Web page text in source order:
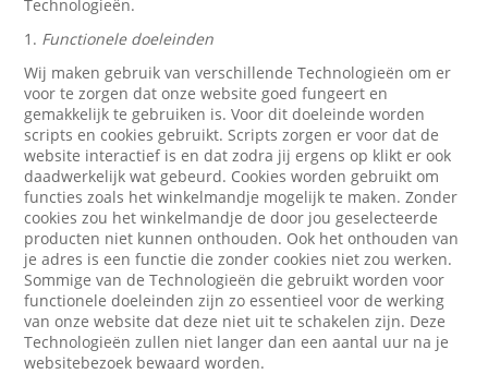
Technologieën.
1. Functionele doeleinden
Wij maken gebruik van verschillende Technologieën om er
voor te zorgen dat onze website goed fungeert en
gemakkelijk te gebruiken is. Voor dit doeleinde worden
scripts en cookies gebruikt. Scripts zorgen er voor dat de
website interactief is en dat zodra jij ergens op klikt er ook
daadwerkelijk wat gebeurd. Cookies worden gebruikt om
functies zoals het winkelmandje mogelijk te maken. Zonder
cookies zou het winkelmandje de door jou geselecteerde
producten niet kunnen onthouden. Ook het onthouden van
je adres is een functie die zonder cookies niet zou werken.
Sommige van de Technologieën die gebruikt worden voor
functionele doeleinden zijn zo essentieel voor de werking
van onze website dat deze niet uit te schakelen zijn. Deze
Technologieën zullen niet langer dan een aantal uur na je
websitebezoek bewaard worden.